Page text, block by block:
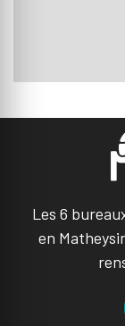
Les 6
en